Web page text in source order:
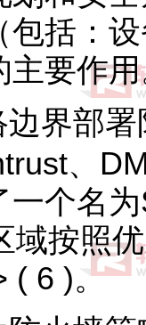
括：
主要作
边界部
、
个名
域按照
( 6 )。